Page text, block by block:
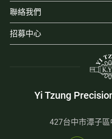
聯絡我們
招募中心
Yi Tzung
427台中市潭子